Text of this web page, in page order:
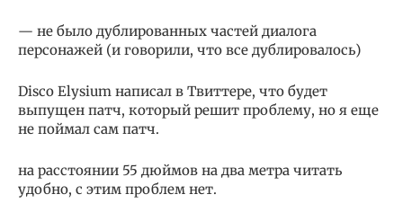
— не было дублированных частей диалога
персонажей (и говорили, что все дублировалось)
Disco Elysium написал в Твиттере, что будет
выпущен патч, который решит проблему, но я еще
не поймал сам патч.
на расстоянии 55 дюймов на два метра читать
удобно, с этим проблем нет.